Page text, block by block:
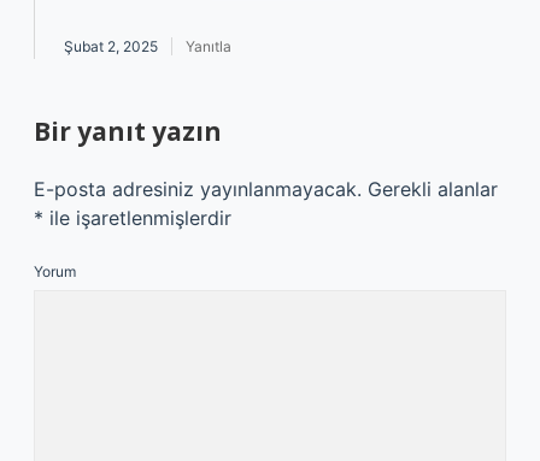
Şubat 2, 2025 Yanıtla
Bir yanıt yazın
E-posta adresiniz yayınlanmayacak. Gerekli alanlar
* ile işaretlenmişlerdir
Yorum